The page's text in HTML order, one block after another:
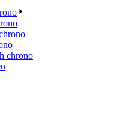
chrono